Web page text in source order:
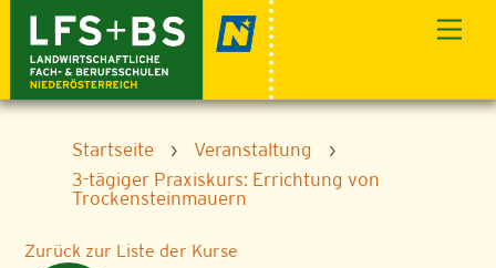
content
Startseite › Veranstaltung
›
3-tägiger Praxiskurs: Errichtung von
Trockensteinmauern
Zurück zur Liste der Kurse